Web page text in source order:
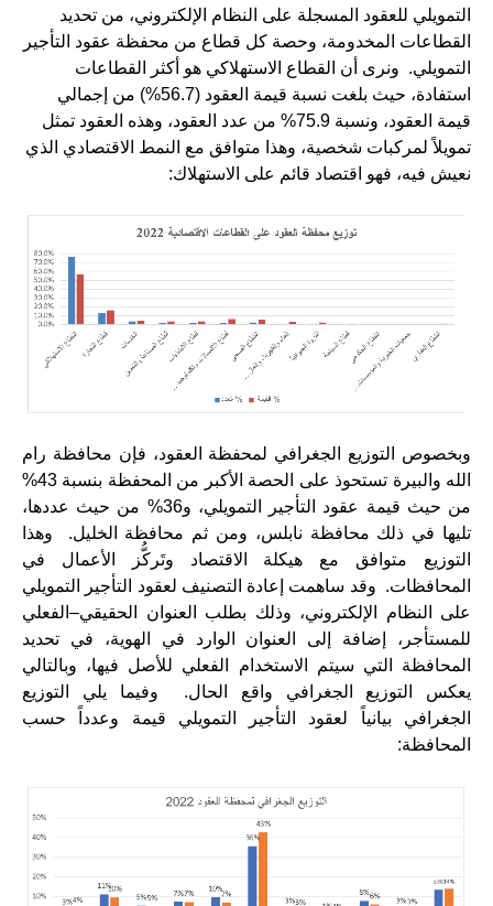
التمويلي للعقود المسجلة على النظام الإلكتروني، من تحديد
القطاعات المخدومة، وحصة كل قطاع من محفظة عقود التأجير
التمويلي. ونرى أن القطاع الاستهلاكي هو أكثر القطاعات
استفادة، حيث بلغت نسبة قيمة العقود (56.7%) من إجمالي
قيمة العقود، ونسبة 75.9% من عدد العقود، وهذه العقود تمثل
تمويلاً لمركبات شخصية، وهذا متوافق مع النمط الاقتصادي الذي
نعيش فيه، فهو اقتصاد قائم على الاستهلاك:
وبخصوص التوزيع الجغرافي لمحفظة العقود، فإن محافظة رام
الله والبيرة تستحوذ على الحصة الأكبر من المحفظة بنسبة 43%
من حيث قيمة عقود التأجير التمويلي، و36% من حيث عددها،
تليها في ذلك محافظة نابلس، ومن ثم محافظة الخليل. وهذا
التوزيع متوافق مع هيكلة الاقتصاد وتَركُّز الأعمال في
المحافظات. وقد ساهمت إعادة التصنيف لعقود التأجير التمويلي
على النظام الإلكتروني، وذلك بطلب العنوان الحقيقي–الفعلي
للمستأجر، إضافة إلى العنوان الوارد في الهوية، في تحديد
المحافظة التي سيتم الاستخدام الفعلي للأصل فيها، وبالتالي
يعكس التوزيع الجغرافي واقع الحال. وفيما يلي التوزيع
الجغرافي بيانياً لعقود التأجير التمويلي قيمة وعدداً حسب
المحافظة: